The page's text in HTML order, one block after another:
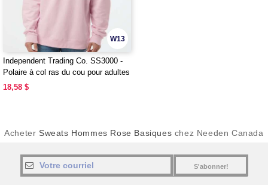
W13
Independent Trading Co. SS3000 -
Polaire à col ras du cou pour adultes
18,58 $
Acheter Sweats Hommes Rose Basiques chez Needen Canada
S'abonner!